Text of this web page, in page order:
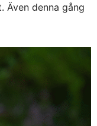
Även denna gång